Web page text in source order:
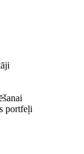
portfeļi